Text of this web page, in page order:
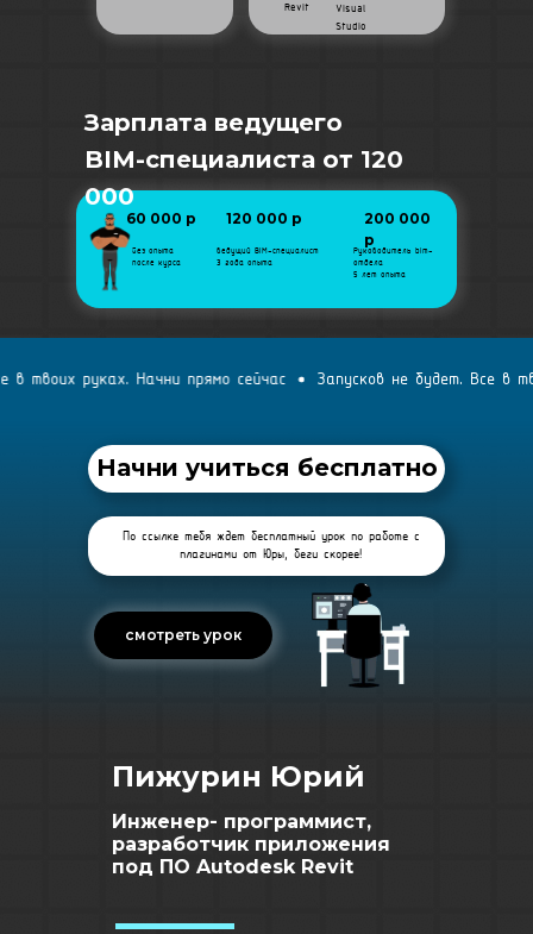
Revit
Visual
Studio
Зарплата ведущего
BIM-специалиста от 120
000
60 000 р
без опыта
после курса
120 000 р
ведущий BIM-специалист
3 года опыта
200 000
р
Руководитель bim-
отдела
5 лет опыта
руках. Начни прямо сейчас Запусков не будет. Все в твоих
Начни учиться бесплатно
По ссылке тебя ждет бесплатный урок по работе c
плагинами от Юры, беги скорее!
смотреть урок
Пижурин Юрий
Инженер- программист,
разработчик приложения
под ПО Autodesk Revit